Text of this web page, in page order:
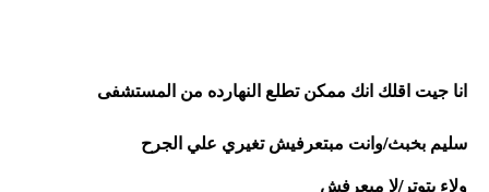
انا جيت اقلك انك ممكن تطلع النهارده من المستشفى
سليم بخبث/وانت مبتعرفيش تغيري علي الجرح
ولاء بتوتر/لا مبعرفش